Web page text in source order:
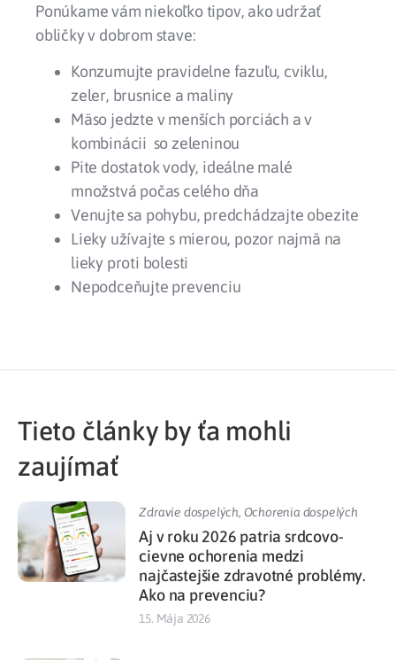
Ponúkame vám niekoľko tipov, ako udržať
obličky v dobrom stave:
Konzumujte pravidelne fazuľu, cviklu,
zeler, brusnice a maliny
Mäso jedzte v menších porciách a v
kombinácii so zeleninou
Pite dostatok vody, ideálne malé
množstvá počas celého dňa
Venujte sa pohybu, predchádzajte obezite
Lieky užívajte s mierou, pozor najmä na
lieky proti bolesti
Nepodceňujte prevenciu
Tieto články by ťa mohli
zaujímať
Zdravie dospelých, Ochorenia dospelých
Aj v roku 2026 patria srdcovo-
cievne ochorenia medzi
najčastejšie zdravotné problémy.
Ako na prevenciu?
15. Mája 2026